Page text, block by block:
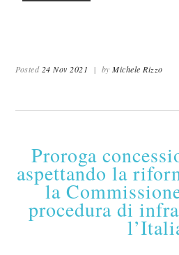
Posted 24 Nov 2021 | byMichele Rizzo
Proroga
aspettando la
la
procedura di